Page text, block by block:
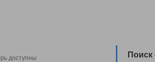
доступны